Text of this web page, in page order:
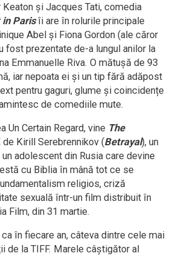
Keaton și Jacques Tati, comedia
in Parisîi are în rolurile principale
Abel și Fiona Gordon (ale căror
fost prezentate de-a lungul anilor la
Emmanuelle Riva. O mătușă de 93
iar nepoata ei și un tip fără adăpost
pentru gaguri, glume și coincidențe
de comediile mute.
Un Certain Regard, vine The
de Kirill Serebrennikov (Betrayal), un
adolescent din Rusia care devine
cu Biblia în mână tot ce se
religios, criză
sexuală într-un film distribuit în
Film, din 31 martie.
în fiecare an, câteva dintre cele mai
de la TIFF. Marele câștigător al